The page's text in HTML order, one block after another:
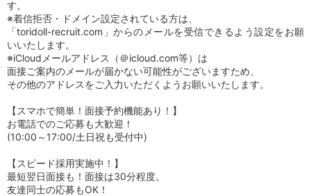
す。
※着信拒否・ドメイン設定されている方は、
「toridoll-recruit.com」からのメールを受信できるよう設定をお願
いいたします。
※iCloudメールアドレス（＠icloud.com等）は
面接ご案内のメールが届かない可能性がございますため、
その他のアドレスをご入力いただくようお願いいたします。
【スマホで簡単！面接予約機能あり！】
お電話でのご応募も大歓迎！
(10:00～17:00/土日祝も受付中)
【スピード採用実施中！】
最短翌日面接も！面接は30分程度。
友達同士の応募もOK！